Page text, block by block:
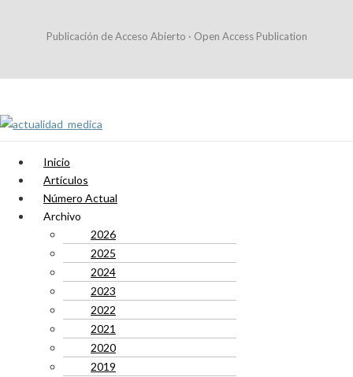
Publicación de Acceso Abierto · Open Access Publication
Inicio
Artículos
Número Actual
Archivo
2026
2025
2024
2023
2022
2021
2020
2019